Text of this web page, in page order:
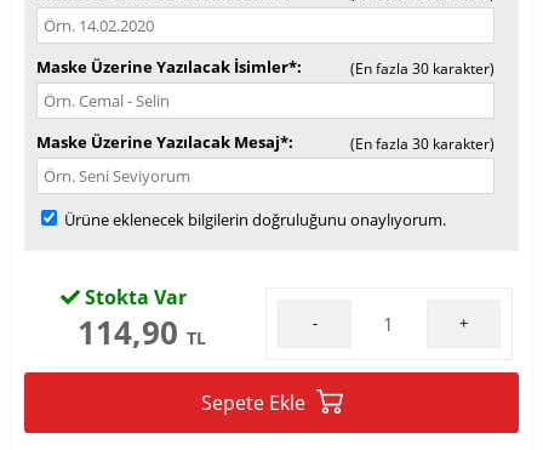
Maske Üzerine Yazılacak İsimler* (En fazla 30 karakter)
Maske Üzerine Yazılacak Mesaj* (En fazla 30 karakter)
Ürüne eklenecek bilgilerin doğruluğunu onaylıyorum.
Stokta Var
114,90 TL
- +
Sepete Ekle